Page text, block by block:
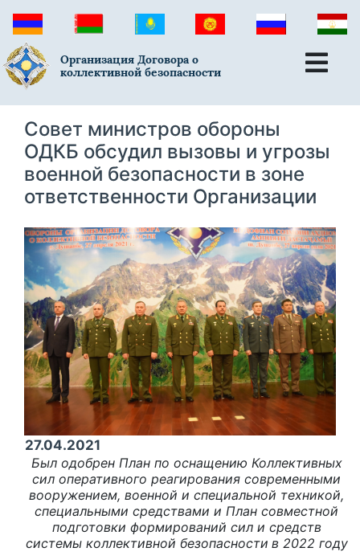
Организация Договора о
коллективной безопасности
Совет министров обороны
ОДКБ обсудил вызовы и угрозы
военной безопасности в зоне
ответственности Организации
27.04.2021
Был одобрен План по оснащению Коллективных
сил оперативного реагирования современными
вооружением, военной и специальной техникой,
специальными средствами и План совместной
подготовки формирований сил и средств
системы коллективной безопасности в 2022 году